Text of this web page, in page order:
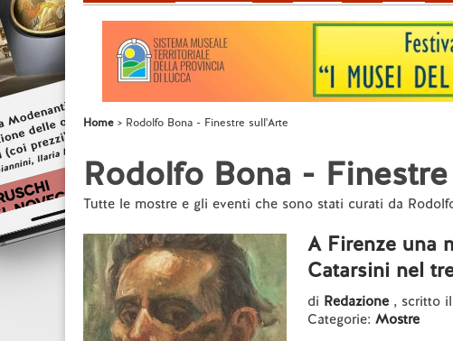
Home Rodolfo Bona - Finestre sull'Arte
Rodolfo Bona -
Tutte le mostre e gli eventi che sono stati curati da
A Firenze una
Catarsini nel
di Redazione , scritto
Categorie: Mostre